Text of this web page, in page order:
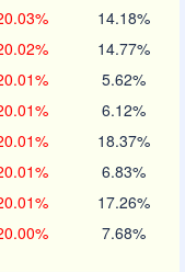
14.18%
14.77%
5.62%
6.12%
18.37%
6.83%
17.26%
7.68%